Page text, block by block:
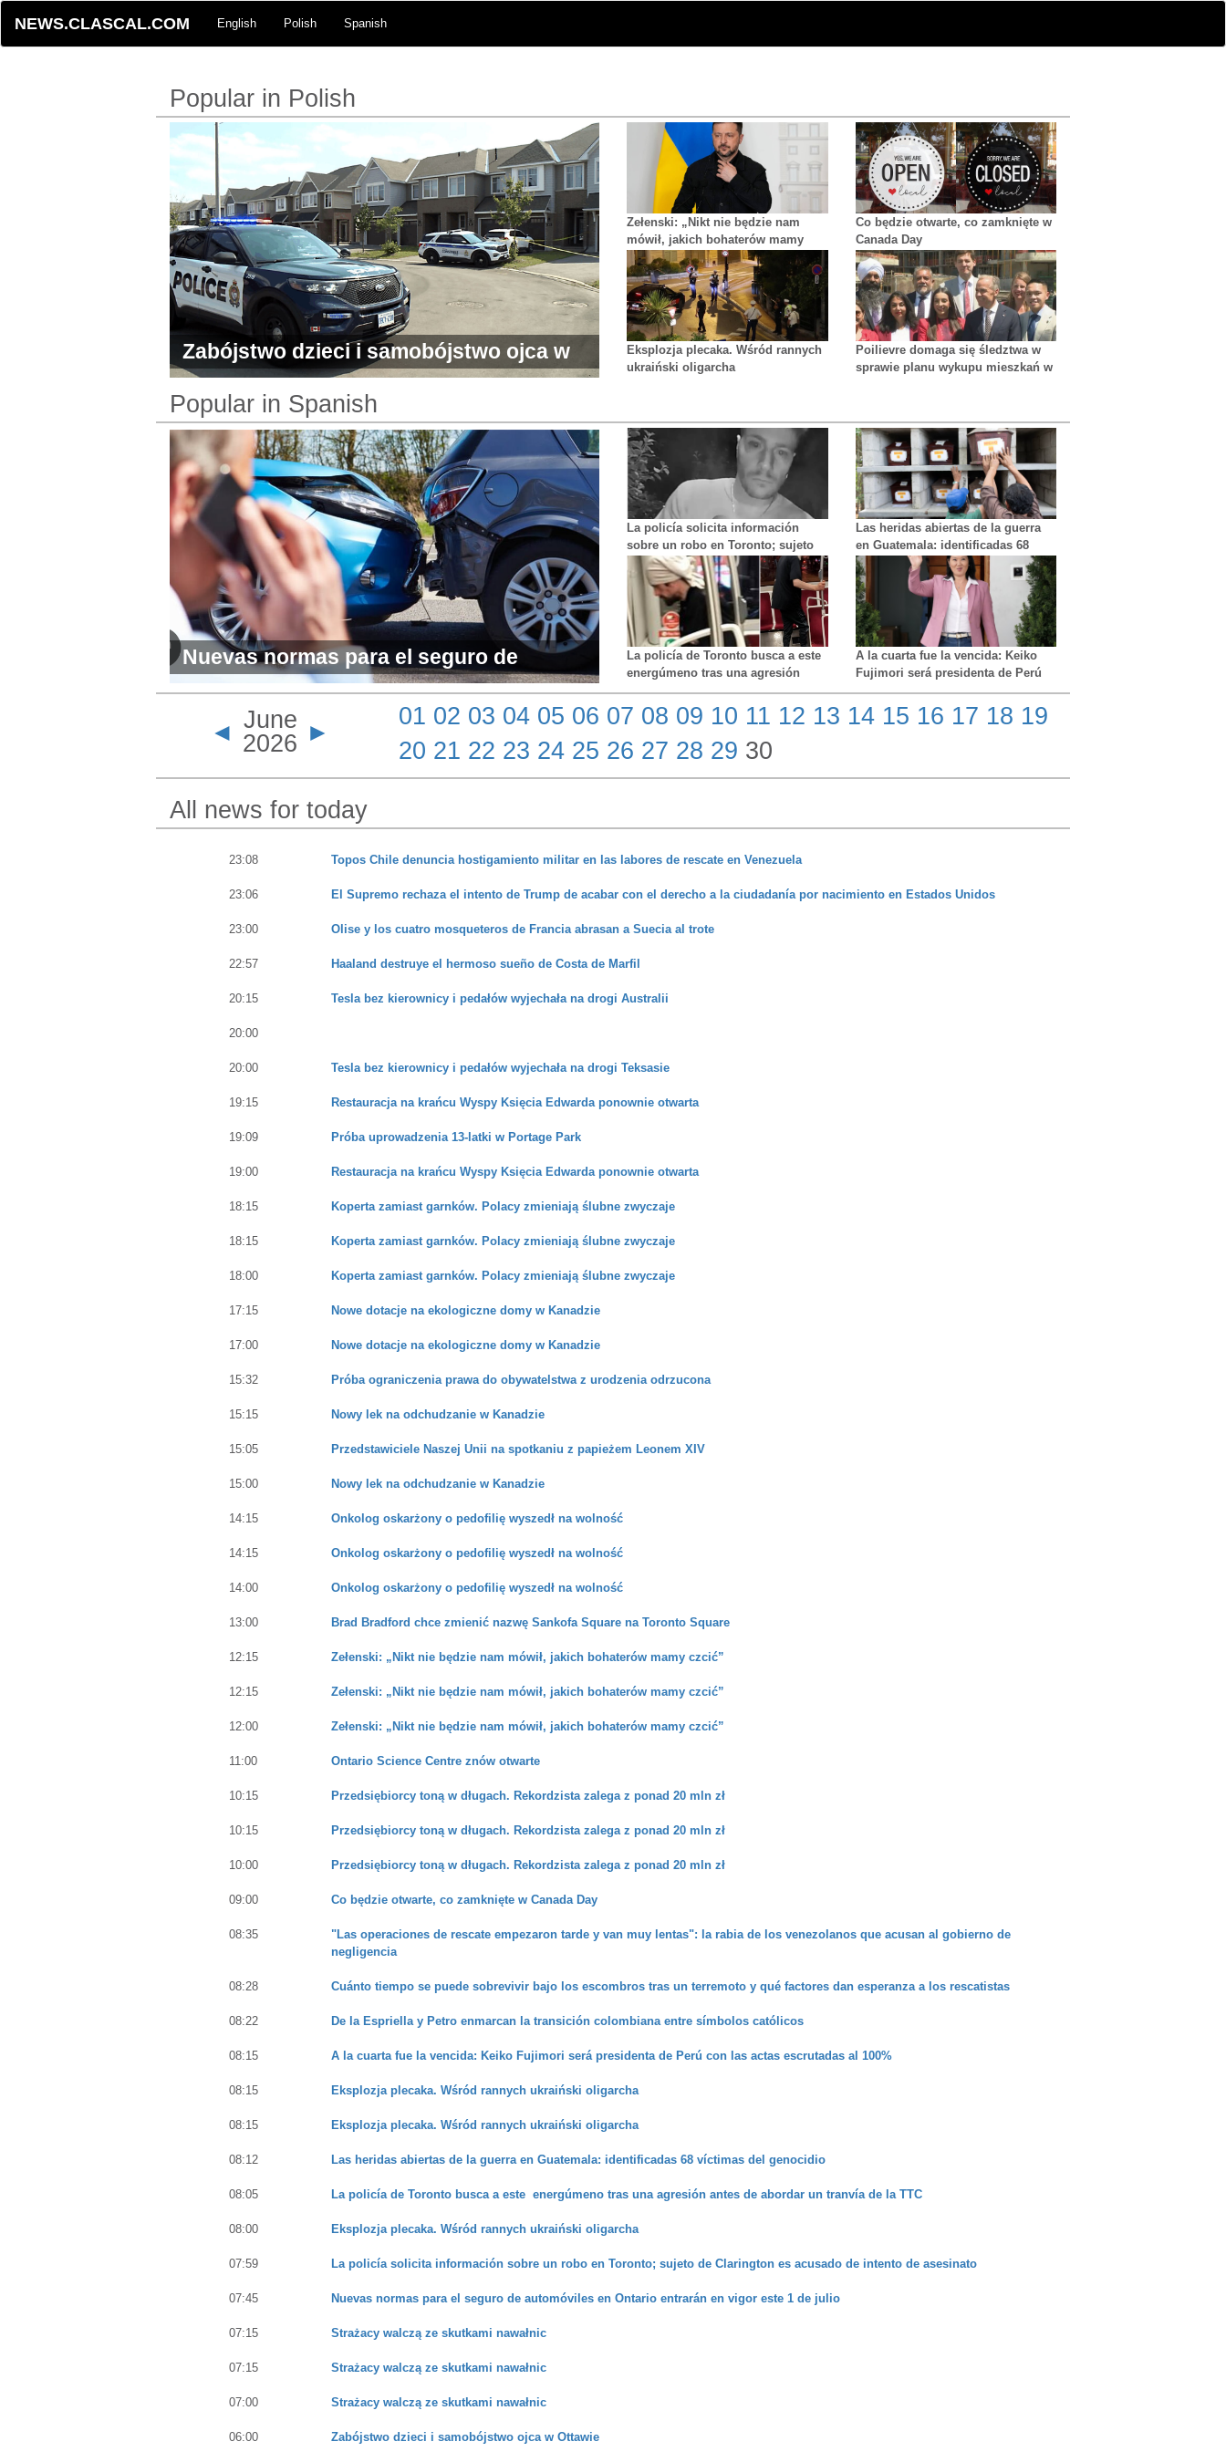
NEWS.CLASCAL.COM English Polish Spanish
Popular in Polish
Zabójstwo dzieci i samobójstwo ojca w
Ottawie
Zełenski: „Nikt nie będzie nam
mówił, jakich bohaterów mamy
czcić”
Co będzie otwarte, co zamknięte w
Canada Day
Eksplozja plecaka. Wśród rannych
ukraiński oligarcha
Poilievre domaga się śledztwa w
sprawie planu wykupu mieszkań w
Popular in Spanish
Nuevas normas para el seguro de
automóviles en Ontario entrarán en
vigor este 1 de julio
La policía solicita información
sobre un robo en Toronto; sujeto
de Clarington es acusado de
intento de asesinato
Las heridas abiertas de la guerra
en Guatemala: identificadas 68
víctimas del genocidio
La policía de Toronto busca a este
energúmeno tras una agresión
antes de abordar un tranvía de la
TTC
A la cuarta fue la vencida: Keiko
Fujimori será presidenta de Perú
con las actas escrutadas al 100%
◄ June
2026 ►
01 02 03 04 05 06 07 08 09 10 11 12 13 14 15 16 17 18 19
20 21 22 23 24 25 26 27 28 29 30
All news for today
23:08 Topos Chile denuncia hostigamiento militar en las labores de rescate en Venezuela
23:06 El Supremo rechaza el intento de Trump de acabar con el derecho a la ciudadanía por nacimiento en Estados Unidos
23:00 Olise y los cuatro mosqueteros de Francia abrasan a Suecia al trote
22:57 Haaland destruye el hermoso sueño de Costa de Marfil
20:15 Tesla bez kierownicy i pedałów wyjechała na drogi Australii
20:00
20:00 Tesla bez kierownicy i pedałów wyjechała na drogi Teksasie
19:15 Restauracja na krańcu Wyspy Księcia Edwarda ponownie otwarta
19:09 Próba uprowadzenia 13-latki w Portage Park
19:00 Restauracja na krańcu Wyspy Księcia Edwarda ponownie otwarta
18:15 Koperta zamiast garnków. Polacy zmieniają ślubne zwyczaje
18:15 Koperta zamiast garnków. Polacy zmieniają ślubne zwyczaje
18:00 Koperta zamiast garnków. Polacy zmieniają ślubne zwyczaje
17:15 Nowe dotacje na ekologiczne domy w Kanadzie
17:00 Nowe dotacje na ekologiczne domy w Kanadzie
15:32 Próba ograniczenia prawa do obywatelstwa z urodzenia odrzucona
15:15 Nowy lek na odchudzanie w Kanadzie
15:05 Przedstawiciele Naszej Unii na spotkaniu z papieżem Leonem XIV
15:00 Nowy lek na odchudzanie w Kanadzie
14:15 Onkolog oskarżony o pedofilię wyszedł na wolność
14:15 Onkolog oskarżony o pedofilię wyszedł na wolność
14:00 Onkolog oskarżony o pedofilię wyszedł na wolność
13:00 Brad Bradford chce zmienić nazwę Sankofa Square na Toronto Square
12:15 Zełenski: „Nikt nie będzie nam mówił, jakich bohaterów mamy czcić”
12:15 Zełenski: „Nikt nie będzie nam mówił, jakich bohaterów mamy czcić”
12:00 Zełenski: „Nikt nie będzie nam mówił, jakich bohaterów mamy czcić”
11:00 Ontario Science Centre znów otwarte
10:15 Przedsiębiorcy toną w długach. Rekordzista zalega z ponad 20 mln zł
10:15 Przedsiębiorcy toną w długach. Rekordzista zalega z ponad 20 mln zł
10:00 Przedsiębiorcy toną w długach. Rekordzista zalega z ponad 20 mln zł
09:00 Co będzie otwarte, co zamknięte w Canada Day
08:35
"Las operaciones de rescate empezaron tarde y van muy lentas": la rabia de los venezolanos que acusan al gobierno de
negligencia
08:28 Cuánto tiempo se puede sobrevivir bajo los escombros tras un terremoto y qué factores dan esperanza a los rescatistas
08:22 De la Espriella y Petro enmarcan la transición colombiana entre símbolos católicos
08:15 A la cuarta fue la vencida: Keiko Fujimori será presidenta de Perú con las actas escrutadas al 100%
08:15 Eksplozja plecaka. Wśród rannych ukraiński oligarcha
08:15 Eksplozja plecaka. Wśród rannych ukraiński oligarcha
08:12 Las heridas abiertas de la guerra en Guatemala: identificadas 68 víctimas del genocidio
08:05 La policía de Toronto busca a este energúmeno tras una agresión antes de abordar un tranvía de la TTC
08:00 Eksplozja plecaka. Wśród rannych ukraiński oligarcha
07:59 La policía solicita información sobre un robo en Toronto; sujeto de Clarington es acusado de intento de asesinato
07:45 Nuevas normas para el seguro de automóviles en Ontario entrarán en vigor este 1 de julio
07:15 Strażacy walczą ze skutkami nawałnic
07:15 Strażacy walczą ze skutkami nawałnic
07:00 Strażacy walczą ze skutkami nawałnic
06:00 Zabójstwo dzieci i samobójstwo ojca w Ottawie